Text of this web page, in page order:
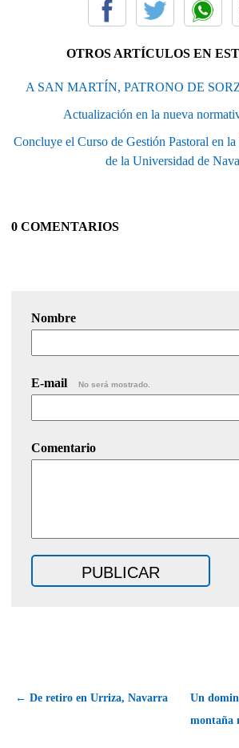
OTROS ARTÍCULOS EN
A SAN MARTÍN, PATRONO DE
Actualización en la nueva
Concluye el Curso de Gestión Pastoral en
de la Universidad de
0 COMENTARIOS
Nombre
E-mail No será mostrado.
Comentario
← De retiro en Urriza, Navarra
Un
montaña